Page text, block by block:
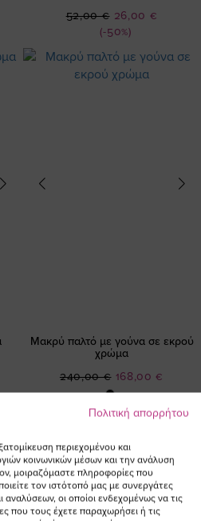
(-50%)
Ειδική
Τιμή
26,00 €
52,00 €
Μακρύ παλτό με γούνα σε εκρού
χρώμα
(-30%)
Ειδική
Τιμή
168,00 €
240,00 €
SALE
Πολιτική απορρήτου
περιεχομένου και
κοινωνικών μέσων και την ανάλυση
μοιραζόμαστε πληροφορίες που
τον ιστότοπό μας με συνεργάτες
αναλύσεων, οι οποίοι ενδεχομένως να τις
που τους έχετε παραχωρήσει ή τις